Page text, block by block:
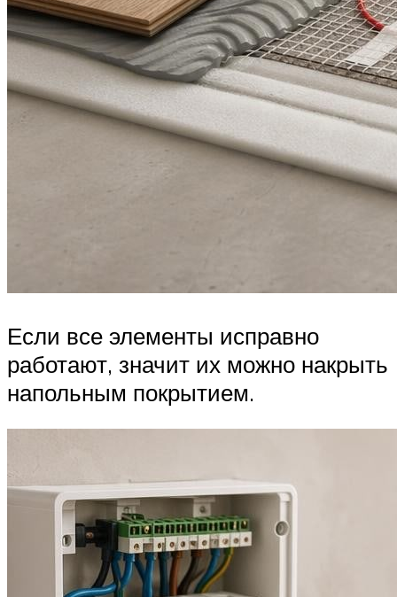
Если все элементы исправно
работают, значит их можно накрыть
напольным покрытием.